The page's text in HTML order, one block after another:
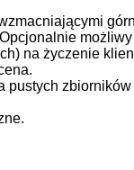
na życzenie
pustych